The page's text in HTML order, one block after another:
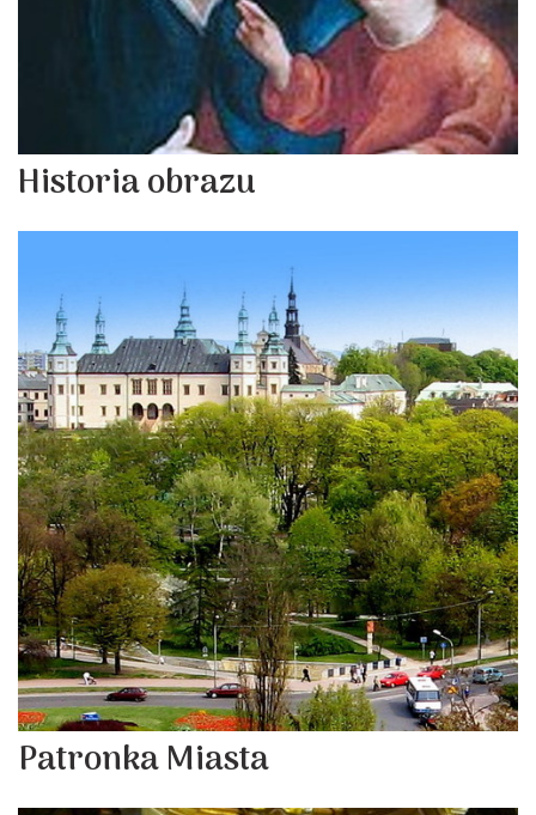
Historia obrazu
Patronka Miasta